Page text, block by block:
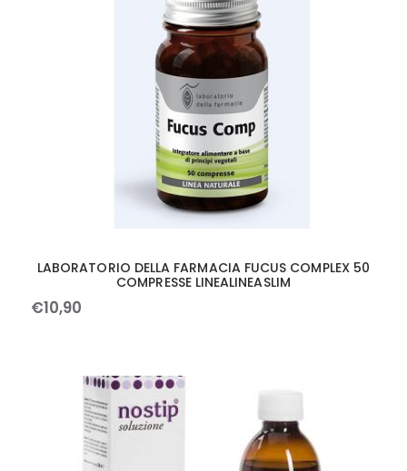
LABORATORIO DELLA FARMACIA FUCUS COMPLEX 50
COMPRESSE LINEALINEASLIM
€10,90